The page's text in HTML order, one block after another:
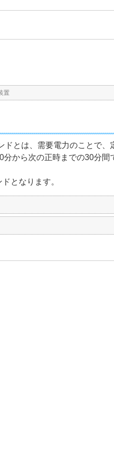
置
とは、需要電力のことで
から次の正時までの30分
となります。